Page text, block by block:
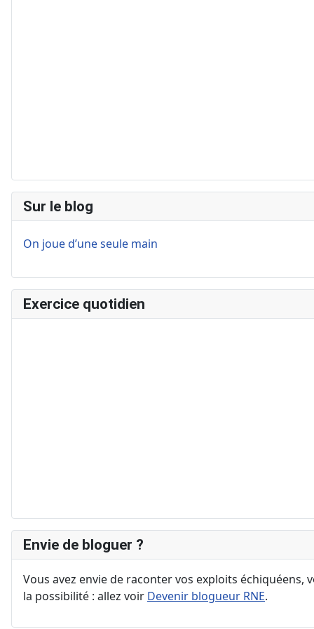
Sur le blog
On joue d’une seule main
Exercice quotidien
Envie de bloguer ?
Vous avez envie de raconter vos exploits
la possibilité : allez voir Devenir blogueur RNE.